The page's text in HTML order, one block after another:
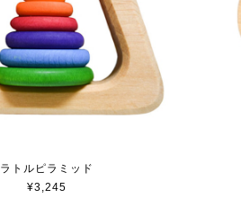
ラトルピラミッド
¥3,245